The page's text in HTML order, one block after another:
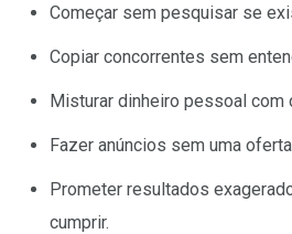
Começar sem pesquisar se
Copiar concorrentes sem
Misturar dinheiro pessoal com
Fazer anúncios sem uma
Prometer resultados
cumprir.